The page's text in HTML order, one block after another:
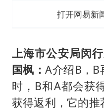
打开网易新
上海市公安局闵
国枫：A介绍B，B
时，B和A都会获
获得返利，它的推